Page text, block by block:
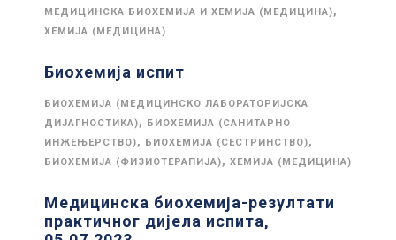
МЕДИЦИНСКА БИОХЕМИЈА И ХЕМИЈА (МЕДИЦИНА),
ХЕМИЈА (МЕДИЦИНА)
Биохемија испит
БИОХЕМИЈА (МЕДИЦИНСКО ЛАБОРАТОРИЈСКА
ДИЈАГНОСТИКА), БИОХЕМИЈА (САНИТАРНО
ИНЖЕЊЕРСТВО), БИОХЕМИЈА (СЕСТРИНСТВО),
БИОХЕМИЈА (ФИЗИОТЕРАПИЈА), ХЕМИЈА (МЕДИЦИНА)
Медицинска биохемија-резултати
практичног дијела испита,